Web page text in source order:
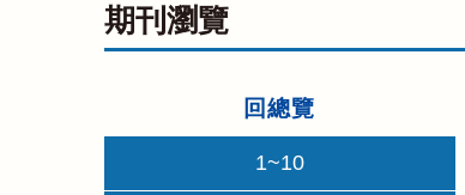
期刊瀏覽
回總覽
1~10